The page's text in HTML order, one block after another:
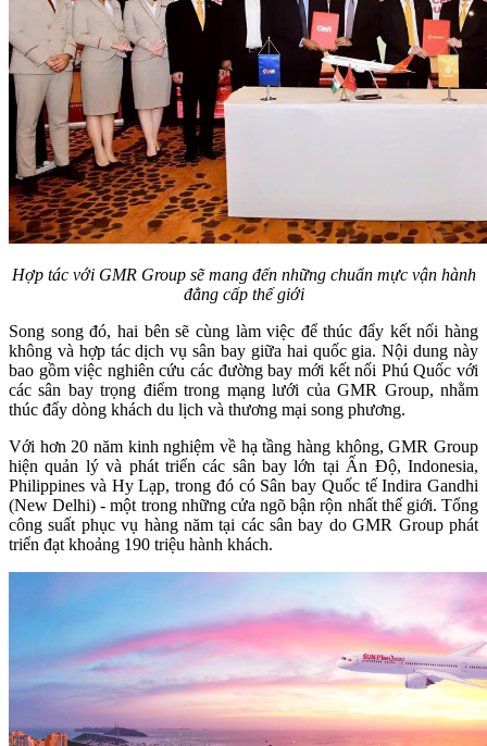
Hợp tác với GMR Group sẽ mang đến những chuẩn mực vận hành
đẳng cấp thế giới
Song song đó, hai bên sẽ cùng làm việc để thúc đẩy kết nối hàng
không và hợp tác dịch vụ sân bay giữa hai quốc gia. Nội dung này
bao gồm việc nghiên cứu các đường bay mới kết nối Phú Quốc với
các sân bay trọng điểm trong mạng lưới của GMR Group, nhằm
thúc đẩy dòng khách du lịch và thương mại song phương.
Với hơn 20 năm kinh nghiệm về hạ tầng hàng không, GMR Group
hiện quản lý và phát triển các sân bay lớn tại Ấn Độ, Indonesia,
Philippines và Hy Lạp, trong đó có Sân bay Quốc tế Indira Gandhi
(New Delhi) - một trong những cửa ngõ bận rộn nhất thế giới. Tổng
công suất phục vụ hàng năm tại các sân bay do GMR Group phát
triển đạt khoảng 190 triệu hành khách.